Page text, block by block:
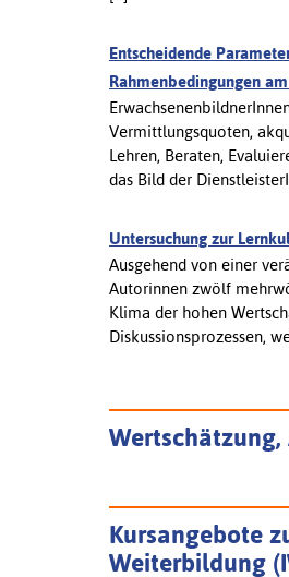
Entscheidende
Rahmenbedingungen
Vermittlungsquoten,
Lehren, Beraten,
das Bild der
Untersuchung zur
Ausgehend von einer
Autorinnen zwölf
Klima der hohen
Diskussionsprozessen,
Wertschätzung,
Kursangebote
Weiterbildung